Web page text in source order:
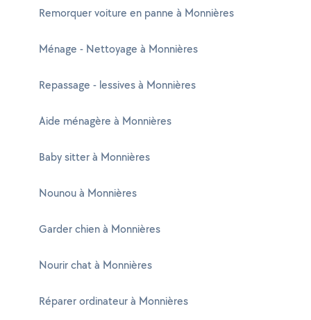
Remorquer voiture en panne à Monnières
Ménage - Nettoyage à Monnières
Repassage - lessives à Monnières
Aide ménagère à Monnières
Baby sitter à Monnières
Nounou à Monnières
Garder chien à Monnières
Nourir chat à Monnières
Réparer ordinateur à Monnières